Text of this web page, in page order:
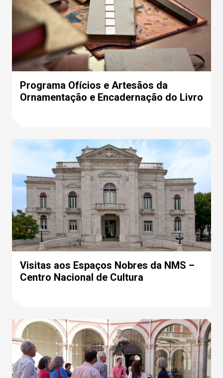
Programa Ofícios e Artesãos da
Ornamentação e Encadernação do Livro
Visitas aos Espaços Nobres da NMS –
Centro Nacional de Cultura